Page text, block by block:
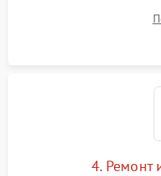
температуры и
жерновов кофемолки,
4. Ремонт